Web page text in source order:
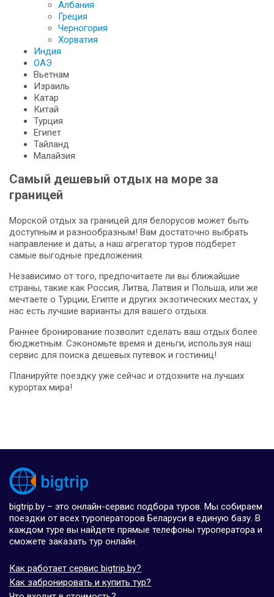
Албания
Греция
Черногория
Хорватия
Индия
ОАЭ
Вьетнам
Израиль
Катар
Китай
Турция
Египет
Тайланд
Малайзия
Самый дешевый отдых на море за
границей
Морской отдых за границей для белорусов может быть
доступным и разнообразным! Вам достаточно выбрать
направление и даты, а наш агрегатор туров подберет
самые выгодные предложения.
Независимо от того, предпочитаете ли вы ближайшие
страны, такие как Россия, Литва, Латвия и Польша, или же
мечтаете о Турции, Египте и других экзотических местах, у
нас есть лучшие варианты для вашего отдыха.
Раннее бронирование позволит сделать ваш отдых более
бюджетным. Сэкономьте время и деньги, используя наш
сервис для поиска дешевых путевок и гостиниц!
Планируйте поездку уже сейчас и отдохните на лучших
курортах мира!
bigtrip.by – это онлайн-сервис подбора туров. Мы собираем
поездки от всех туроператоров Беларуси в единую базу. В
каждом туре вы найдете прямые телефоны туроператора и
сможете заказать тур онлайн.
Как работает сервис bigtrip.by?
Как забронировать и купить тур?